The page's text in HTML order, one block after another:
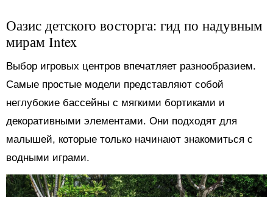
Оазис детского восторга: гид по надувным
мирам Intex
Выбор игровых центров впечатляет разнообразием.
Самые простые модели представляют собой
неглубокие бассейны с мягкими бортиками и
декоративными элементами. Они подходят для
малышей, которые только начинают знакомиться с
водными играми.